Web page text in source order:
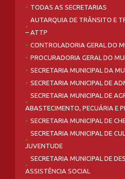
TODAS AS SECRETARIAS
AUTARQUIA DE TRÂNSITO E
– ATTP
CONTROLADORIA GERAL DO
PROCURADORIA GERAL DO
SECRETARIA MUNICIPAL DA
SECRETARIA MUNICIPAL DE
SECRETARIA MUNICIPAL DE
ABASTECIMENTO, PECUÁRIA E
SECRETARIA MUNICIPAL DE
SECRETARIA MUNICIPAL DE
JUVENTUDE
SECRETARIA MUNICIPAL DE
ASSISTÊNCIA SOCIAL